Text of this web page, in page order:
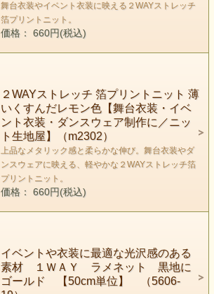
舞台衣装やイベント衣装に映える２WAYストレッチ
箔プリントニット。
価格： 660円(税込)
２WAYストレッチ 箔プリントニット 薄
いくすんだレモン色【舞台衣装・イベ
ント衣装・ダンスウェア制作に／ニッ
ト生地屋】（m2302）
上品なメタリック感と柔らかな伸び。舞台衣装やダ
ンスウェアに映える、軽やかな２WAYストレッチ箔
プリントニット。
価格： 660円(税込)
イベントや衣装に最適な光沢感のある
素材 １ＷＡＹ ラメネット 黒地に
ゴールド 【50cm単位】 （5606-